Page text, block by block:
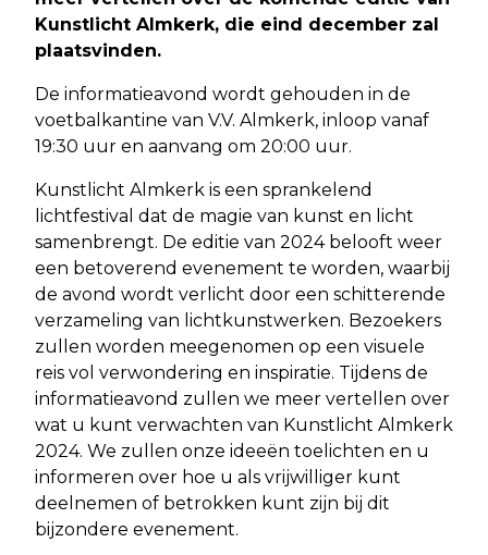
Kunstlicht Almkerk, die eind december zal
plaatsvinden.
De informatieavond wordt gehouden in de
voetbalkantine van V.V. Almkerk, inloop vanaf
19:30 uur en aanvang om 20:00 uur.
Kunstlicht Almkerk is een sprankelend
lichtfestival dat de magie van kunst en licht
samenbrengt. De editie van 2024 belooft weer
een betoverend evenement te worden, waarbij
de avond wordt verlicht door een schitterende
verzameling van lichtkunstwerken. Bezoekers
zullen worden meegenomen op een visuele
reis vol verwondering en inspiratie. Tijdens de
informatieavond zullen we meer vertellen over
wat u kunt verwachten van Kunstlicht Almkerk
2024. We zullen onze ideeën toelichten en u
informeren over hoe u als vrijwilliger kunt
deelnemen of betrokken kunt zijn bij dit
bijzondere evenement.